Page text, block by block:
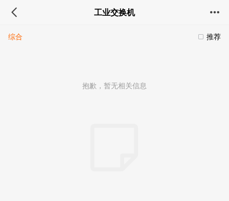
工业交换机
推荐
综合
抱歉，暂无相关信息